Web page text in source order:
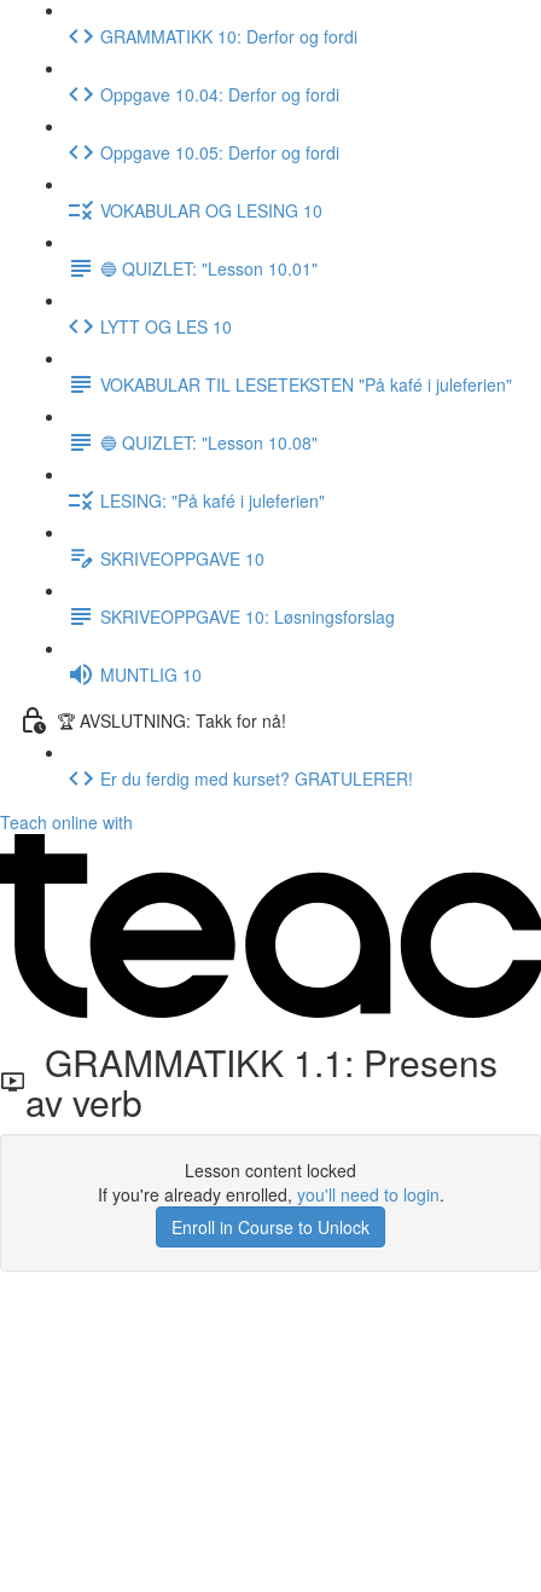
GRAMMATIKK 10: Derfor og fordi
Oppgave 10.04: Derfor og fordi
Oppgave 10.05: Derfor og fordi
VOKABULAR OG LESING 10
🔵 QUIZLET: "Lesson 10.01"
LYTT OG LES 10
VOKABULAR TIL LESETEKSTEN "På kafé i juleferien"
🔵 QUIZLET: "Lesson 10.08"
LESING: "På kafé i juleferien"
SKRIVEOPPGAVE 10
SKRIVEOPPGAVE 10: Løsningsforslag
MUNTLIG 10
🏆 AVSLUTNING: Takk for nå!
Er du ferdig med kurset? GRATULERER!
Teach online with
GRAMMATIKK 1.1: Presens
av verb
Lesson content locked
If you're already enrolled, you'll need to login.
Enroll in Course to Unlock